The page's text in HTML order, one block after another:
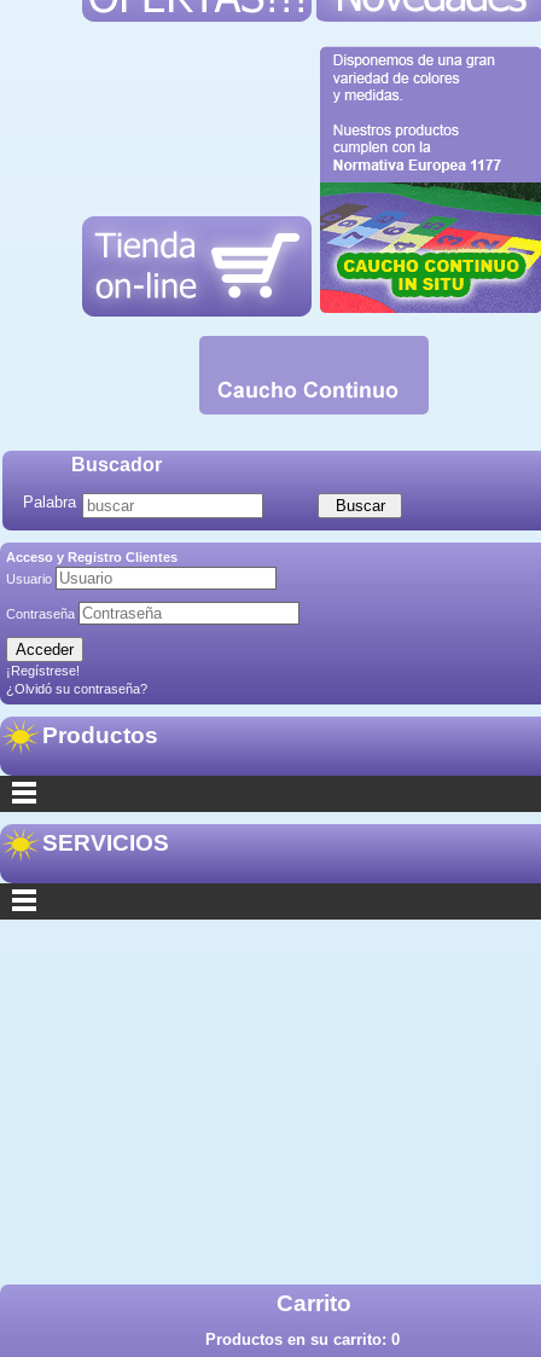
Buscador
Palabra
Acceso y Registro Clientes
Usuario
Contraseña
¡Regístrese!
¿Olvidó su contraseña?
Productos
SERVICIOS
Carrito
Productos en su carrito: 0